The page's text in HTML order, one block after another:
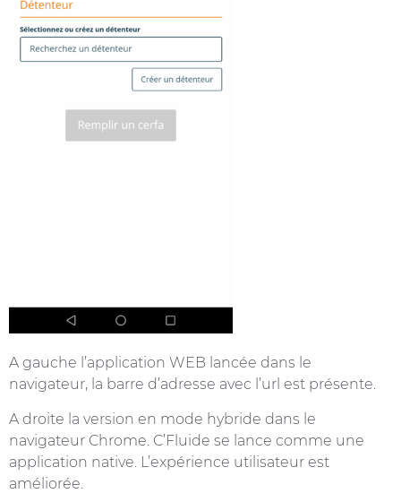
A gauche l’application WEB lancée dans le
navigateur, la barre d’adresse avec l’url est présente.
A droite la version en mode hybride dans le
navigateur Chrome. C’Fluide se lance comme une
application native. L’expérience utilisateur est
améliorée.